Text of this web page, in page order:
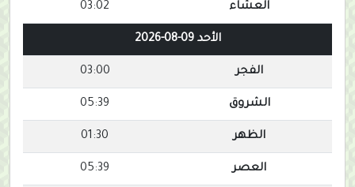
العشاء 03:02
الأحد 09-08-2026
الفجر 03:00
الشروق 05:39
الظهر 01:30
العصر 05:39